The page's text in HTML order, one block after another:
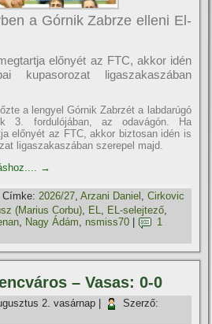
a Górnik Zabrze elleni El-
előnyét az FTC, akkor idén
ligaszakaszában
a lengyel Górnik Zabrzét a labdarúgó
3. fordulójában, az odavágón. Ha
előnyét az FTC, akkor biztosan idén is
ligaszakaszában szerepel majd.
→
Címke: 2026/27,Arzani Daniel ,Cirkovic
(Marius Corbu) EL EL-selejtező
, Nagy Ádám, nsmiss70
1
– Vasas: 0-0
2. vasárnap
Szerző: